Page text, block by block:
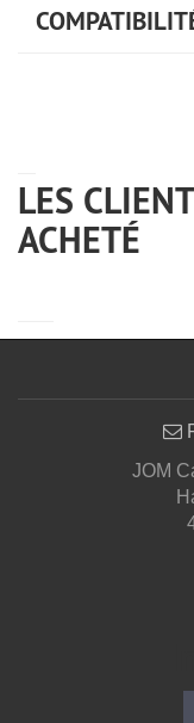
LES
ACHETÉ
JOM